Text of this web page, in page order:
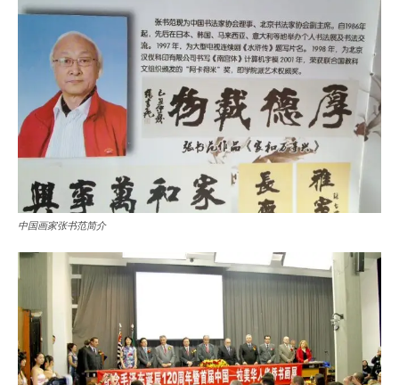
中国画家张书范简介